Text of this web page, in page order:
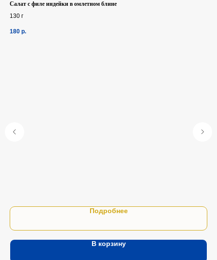
Салат с филе индейки в омлетном блине
130 г
180 р.
Подробнее
В корзину